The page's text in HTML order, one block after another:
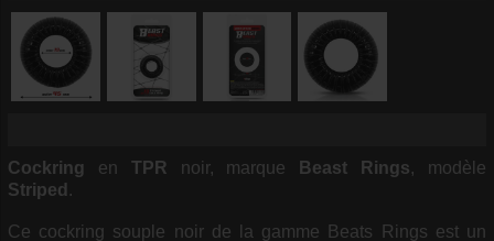
Cockring en TPR noir, marque Beast Rings, modèle
Striped .
Ce cockring souple noir de la gamme Beats Rings est un